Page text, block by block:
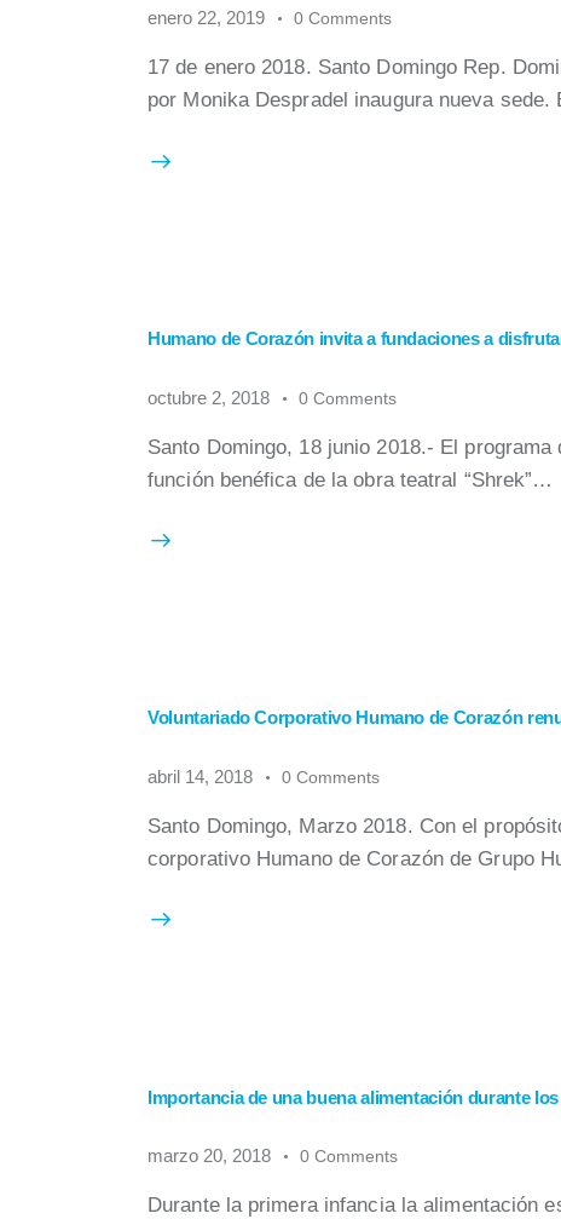
enero 22, 2019 0 Comments
17 de enero 2018. Santo Domingo Rep.
por Monika Despradel inaugura nueva
Humano de Corazón invita a fundaciones a
octubre 2, 2018 0 Comments
Santo Domingo, 18 junio 2018.- El
función benéfica de la obra teatral “Shrek”…
Voluntariado Corporativo Humano de Corazón
abril 14, 2018 0 Comments
Santo Domingo, Marzo 2018. Con el
corporativo Humano de Corazón de Grupo
Importancia de una buena alimentación durante
marzo 20, 2018 0 Comments
Durante la primera infancia la alimentación